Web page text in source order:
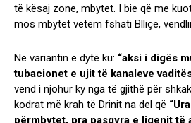
të kësaj zone, mbytet. I bie që me
mos mbytet vetëm fshati Blliçe,
Në variantin e dytë ku: “aksi i digës
tubacionet e ujit të kanaleve
vend i njohur ky nga të gjithë për
kodrat më krah të Drinit na del që
përmbytet, pra pasqyra e liqenit të